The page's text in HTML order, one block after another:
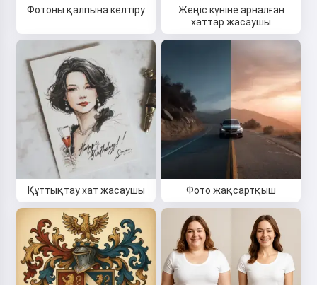
Фотоны қалпына келтіру
Жеңіс күніне арналған
хаттар жасаушы
Құттықтау хат жасаушы Фото жақсартқыш